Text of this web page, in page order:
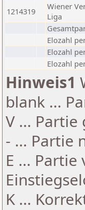
1214319
Wiener
Liga
Elozahl
Elozahl
Elozahl
Hinweis1
blank ...
V ...
- ... Partie
E ...
K ...